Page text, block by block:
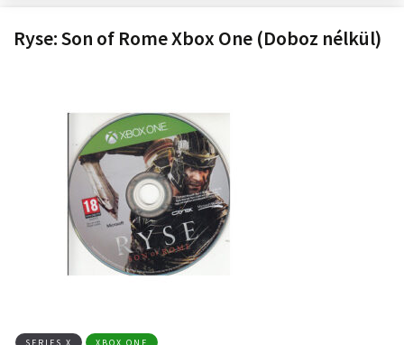
Ryse: Son of Rome Xbox One (Doboz nélkül)